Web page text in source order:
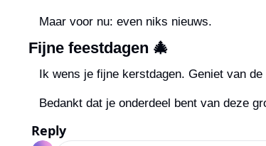
Maar voor nu: even niks nieuws.
Fijne feestdagen 🎄
Ik wens je fijne kerstdagen. Geniet van
Bedankt dat je onderdeel bent van deze
Reply